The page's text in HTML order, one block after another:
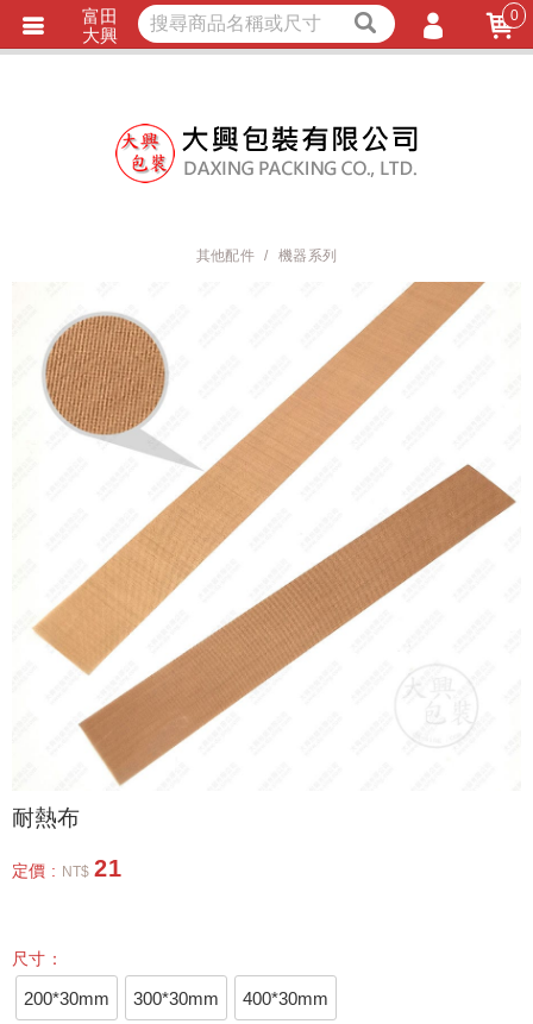
立即詢價 LINE詢問
其他配件 機器系列
耐熱布
定價 : NT$ 21
尺寸：
200*30mm 300*30mm 400*30mm
富田
大興
0
會員註冊
忘記密碼
獨家商品 耐熱內襯